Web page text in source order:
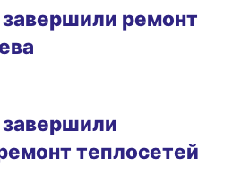
ремонт
теплосетей